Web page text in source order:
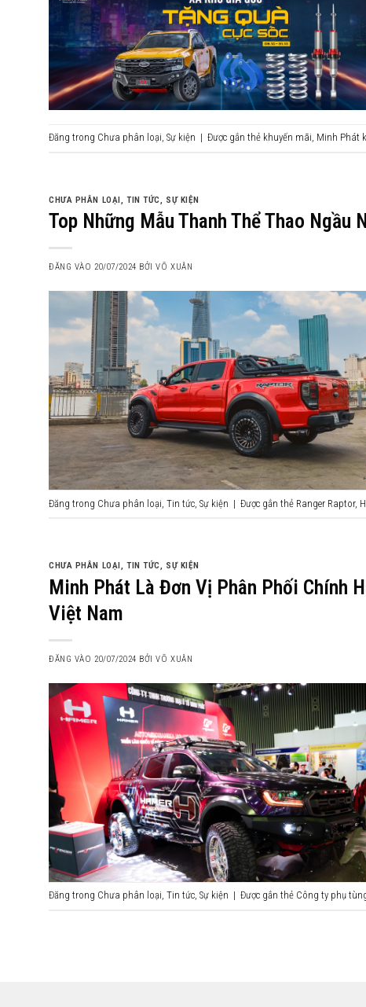
Đăng trong Chưa phân loại Sự kiện | Được gắn thẻ khuyến mãi Minh Phát
CHƯA PHÂN LOẠI TIN TỨC SỰ KIỆN
Top Những Mẫu Thanh Thể Thao Ngầu
ĐĂNG VÀO20/07/2024 BỞIVÕ XUÂN
Đăng trong Chưa phân loại Tin tức Sự kiện | Được gắn thẻ Ranger Raptor,
CHƯA PHÂN LOẠI , TIN TỨC, SỰ KIỆN
Minh Phát Là Đơn Vị Phân Phối Chính
Việt Nam
ĐĂNG VÀO20/07/2024 BỞIVÕ XUÂN
Đăng trong Chưa phân loại, Tin tức, Sự kiện | Được gắn thẻ Công ty phụ